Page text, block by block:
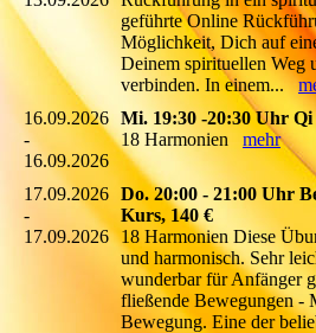
geführte Online
Möglichkeit, Dich auf
Deinem spirituellen Weg
verbinden. In einem...
16.09.2026
-
16.09.2026
Mi. 19:30 -20:30 Uhr
18 Harmonien mehr
17.09.2026
-
17.09.2026
Do. 20:00 - 21:00 Uhr
Kurs, 140 €
18 Harmonien Diese
und harmonisch. Sehr
wunderbar für Anfänger
fließende Bewegungen -
Bewegung. Eine der